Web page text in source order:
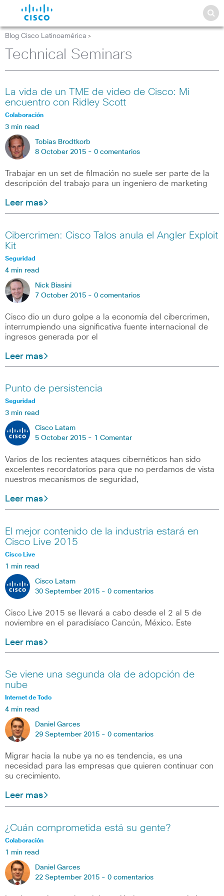
Blog Cisco Latinoamérica >
Technical Seminars
La vida de un TME de video de Cisco: Mi
encuentro con Ridley Scott
Colaboración
3 min read
Tobias Brodtkorb
8 October 2015 - 0 comentarios
Trabajar en un set de filmación no suele ser parte de la
descripción del trabajo para un ingeniero de marketing
Leer mas
Cibercrimen: Cisco Talos anula el Angler Exploit
Kit
Seguridad
4 min read
Nick Biasini
7 October 2015 - 0 comentarios
Cisco dio un duro golpe a la economía del cibercrimen,
interrumpiendo una significativa fuente internacional de
ingresos generada por el
Leer mas
Punto de persistencia
Seguridad
3 min read
Cisco Latam
5 October 2015 - 1 Comentar
Varios de los recientes ataques cibernéticos han sido
excelentes recordatorios para que no perdamos de vista
nuestros mecanismos de seguridad,
Leer mas
El mejor contenido de la industria estará en
Cisco Live 2015
Cisco Live
1 min read
Cisco Latam
30 September 2015 - 0 comentarios
Cisco Live 2015 se llevará a cabo desde el 2 al 5 de
noviembre en el paradisíaco Cancún, México. Este
Leer mas
Se viene una segunda ola de adopción de
nube
Internet de Todo
4 min read
Daniel Garces
29 September 2015 - 0 comentarios
Migrar hacia la nube ya no es tendencia, es una
necesidad para las empresas que quieren continuar con
su crecimiento.
Leer mas
¿Cuán comprometida está su gente?
Colaboración
1 min read
Daniel Garces
22 September 2015 - 0 comentarios